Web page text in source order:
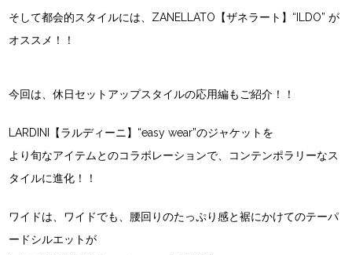
そして都会的スタイルには、ZANELLATO【ザネラート】“ILDO” が
オススメ！！
今回は、休日セットアップスタイルの応用編もご紹介！！
LARDINI【ラルディーニ】“easy wear”のジャケットを
より旬なアイテムとのコラボレーションで、コンテンポラリーなス
タイルに進化！！
ワイドは、ワイドでも、腰回りのたっぷり感と裾にかけてのテーパ
ードシルエットが